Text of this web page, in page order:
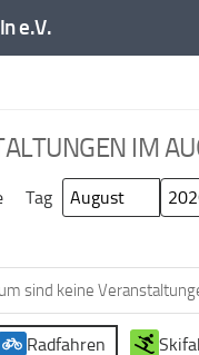
e.V.
IM
Tag
Monat
Jahr
sind keine
Radfahren